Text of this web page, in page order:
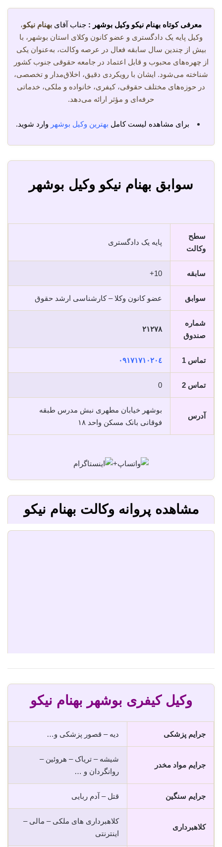
معرفی کوتاه بهنام نیکو وکیل بوشهر : جناب آقای بهنام نیکو،
وکیل پایه یک دادگستری و عضو کانون وکلای استان بوشهر، با
بیش از چندین سال سابقه فعال در عرصه وکالت، به‌عنوان یکی
از چهره‌های محبوب و قابل اعتماد در جامعه حقوقی جنوب کشور
شناخته می‌شود. ایشان با رویکردی دقیق، اخلاق‌مدار و تخصصی،
در حوزه‌های مختلف حقوقی، کیفری، خانواده و ملکی، خدماتی
حرفه‌ای و مؤثر ارائه می‌دهد.
برای مشاهده لیست کامل بهترین وکیل بوشهر وارد شوید.
سوابق بهنام نیکو وکیل بوشهر
سطح
وکالت
پایه یک دادگستری
سابقه 10+
سوابق عضو کانون وکلا – کارشناسی ارشد حقوق
شماره
صندوق
٢١٢٧٨
تماس 1 ٠٩١٧١٧١٠٢٠٤
تماس 2 0
آدرس
بوشهر خیابان مطهری نبش مدرس طبقه
فوقانی بانک مسکن واحد ١٨
+
مشاهده پروانه وکالت بهنام نیکو
وکیل کیفری بوشهر بهنام نیکو
جرایم پزشکی دیه – قصور پزشکی و…
جرایم مواد مخدر
شیشه – تریاک – هروئین –
روانگردان و …
جرایم سنگین قتل – آدم ربایی
کلاهبرداری
کلاهبرداری های ملکی – مالی –
اینترنتی